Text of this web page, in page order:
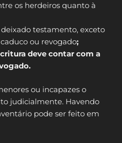
os herdeiros quanto à
testamento, exceto
ou revogado;
deve contar com a
ou incapazes o
judicialmente. Havendo
pode ser feito em